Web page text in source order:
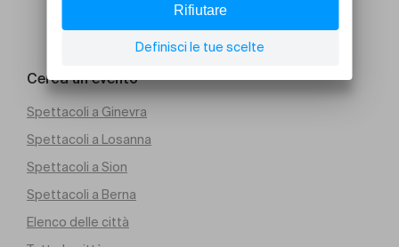
Cerca un evento
Spettacoli a Ginevra
Spettacoli a Losanna
Spettacoli a Sion
Spettacoli a Berna
Elenco delle città